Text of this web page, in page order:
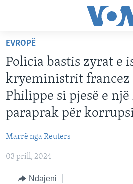
faqen
kryesore
Kalo
tek
faqja
kryesore
Kalo
tek
FAQJA KRYESORE
AMERIKA
BOTA
MJEDISI
KULTURË
DITARI
Learning English
FOLLOW US
EVROPË
Policia bastis zyrat e
kryeministrit francez
Philippe si pjesë e
paraprak për
Marrë nga Reuters
03 prill, 2024
Ndajeni